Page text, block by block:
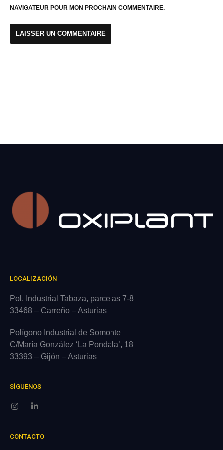
NAVIGATEUR POUR MON PROCHAIN COMMENTAIRE.
LOCALIZACIÓN
Pol. Industrial Tabaza, parcelas 7-8
33468 – Carreño – Asturias
Polígono Industrial de Somonte
C/María González ‘La Pondala’, 18
33393 – Gijón – Asturias
SÍGUENOS
CONTACTO